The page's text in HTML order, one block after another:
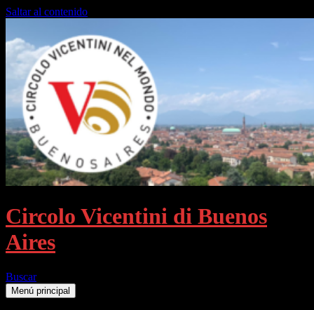
Saltar al contenido
Circolo Vicentini di Buenos
Aires
Buscar
Menú principal